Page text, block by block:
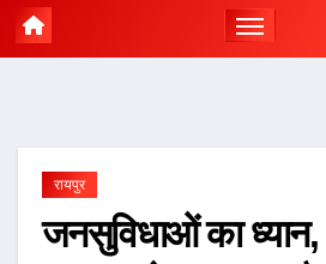
रायपुर
जनसुविधाओं का